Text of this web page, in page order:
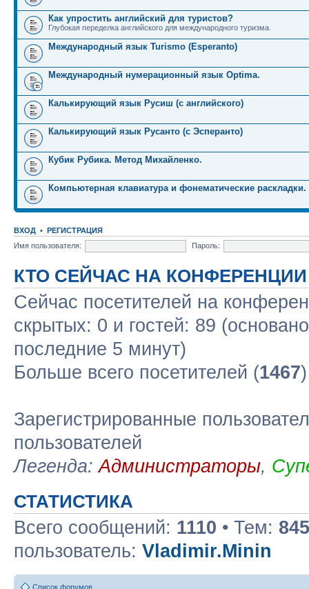
Как упростить английский для туристов?
Глубокая переделка английского для международного туризма.
Международный язык Turismo (Esperanto)
Международный нумерационный язык Optima.
Калькирующий язык Русиш (с английского)
Калькирующий язык Русанто (с Эсперанто)
Кубик Рубика. Метод Михайленко.
Компьютерная клавиатура и фонематические раскладки.
ВХОД • РЕГИСТРАЦИЯ
Имя пользователя:
Пароль:
КТО СЕЙЧАС НА КОНФЕРЕНЦИИ
Сейчас посетителей на
скрытых: 0 и гостей: 89
последние 5 минут)
Больше всего посетителей (1467
Зарегистрированные
пользователей
Легенда:Администраторы,
СТАТИСТИКА
Всего сообщений: 1110 • Тем: 845
пользователь: Vladimir.Minin
Список форумов